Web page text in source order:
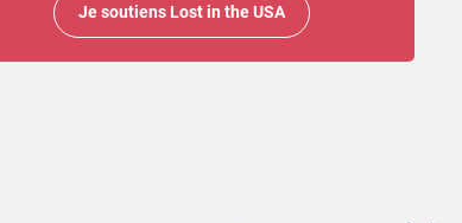
Je soutiens Lost in the USA